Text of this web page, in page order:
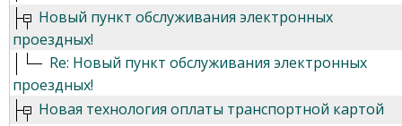
Новый пункт обслуживания электронных
проездных!
Re: Новый пункт обслуживания электронных
проездных!
Новая технология оплаты транспортной картой